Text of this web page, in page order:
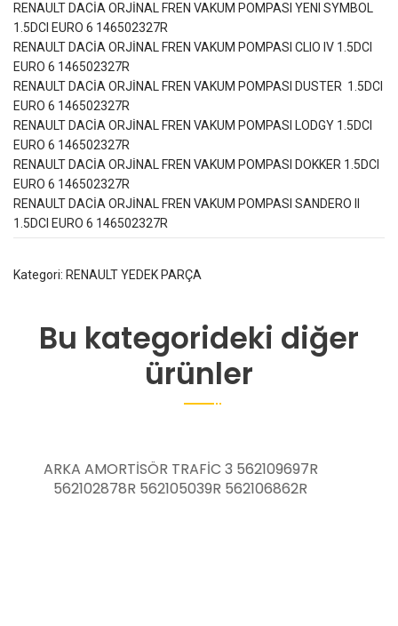
RENAULT DACİA ORJİNAL FREN VAKUM POMPASI YENI SYMBOL
1.5DCI EURO 6 146502327R
RENAULT DACİA ORJİNAL FREN VAKUM POMPASI CLIO IV 1.5DCI
EURO 6 146502327R
RENAULT DACİA ORJİNAL FREN VAKUM POMPASI DUSTER 1.5DCI
EURO 6 146502327R
RENAULT DACİA ORJİNAL FREN VAKUM POMPASI LODGY 1.5DCI
EURO 6 146502327R
RENAULT DACİA ORJİNAL FREN VAKUM POMPASI DOKKER 1.5DCI
EURO 6 146502327R
RENAULT DACİA ORJİNAL FREN VAKUM POMPASI SANDERO II
1.5DCI EURO 6 146502327R
Kategori: RENAULT YEDEK PARÇA
Bu kategorideki diğer
ürünler
DAVLUMBAZ KLİPS SOMUNU CLİO 3 SCENİC
MEGANE 3 DUSTER 7703041045 0124101131